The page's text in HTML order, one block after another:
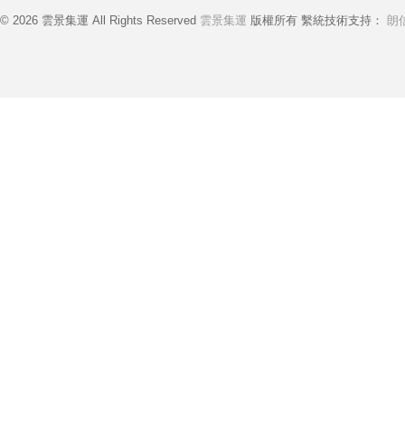
© 2026 雲景集運 All Rights Reserved 雲景集運 版權所有 繫統技術支持： 朗